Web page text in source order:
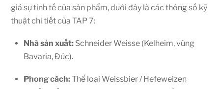
giá sự tinh tế của sản phẩm, dưới đây là các thông số kỹ
thuật chi tiết của TAP 7:
Nhà sản xuất: Schneider Weisse (Kelheim, vùng
Bavaria, Đức).
Phong cách:Thể loại Weissbier / Hefeweizen